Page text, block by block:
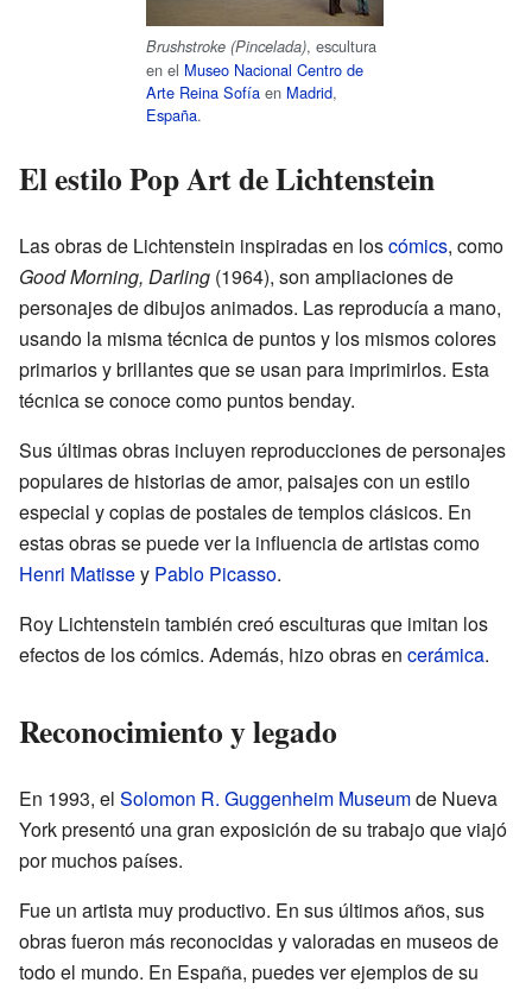
Brushstroke (Pincelada), escultura
en el Museo Nacional Centro de
Arte Reina Sofía en Madrid,
España.
El estilo Pop Art de Lichtenstein
Las obras de Lichtenstein inspiradas en loscómics, como
Good Morning, Darling (1964), son ampliaciones de
personajes de dibujos animados. Las reproducía a mano,
usando la misma técnica de puntos y los mismos colores
primarios y brillantes que se usan para imprimirlos. Esta
técnica se conoce como puntos benday.
Sus últimas obras incluyen reproducciones de personajes
populares de historias de amor, paisajes con un estilo
especial y copias de postales de templos clásicos. En
estas obras se puede ver la influencia de artistas como
Henri Matissey Pablo Picasso.
Roy Lichtenstein también creó esculturas que imitan los
efectos de los cómics. Además, hizo obras en cerámica.
Reconocimiento y legado
En 1993, el Solomon R. Guggenheim Museumde Nueva
York presentó una gran exposición de su trabajo que viajó
por muchos países.
Fue un artista muy productivo. En sus últimos años, sus
obras fueron más reconocidas y valoradas en museos de
todo el mundo. En España, puedes ver ejemplos de su